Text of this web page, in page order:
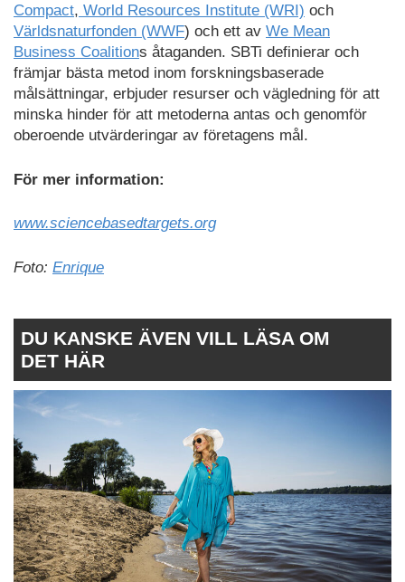
Compact, World Resources Institute (WRI) och
Världsnaturfonden (WWF) och ett av We Mean
Business Coalitions åtaganden. SBTi definierar och
främjar bästa metod inom forskningsbaserade
målsättningar, erbjuder resurser och vägledning för att
minska hinder för att metoderna antas och genomför
oberoende utvärderingar av företagens mål.
För mer information:
www.sciencebasedtargets.org
Foto: Enrique
DU KANSKE ÄVEN VILL LÄSA OM
DET HÄR